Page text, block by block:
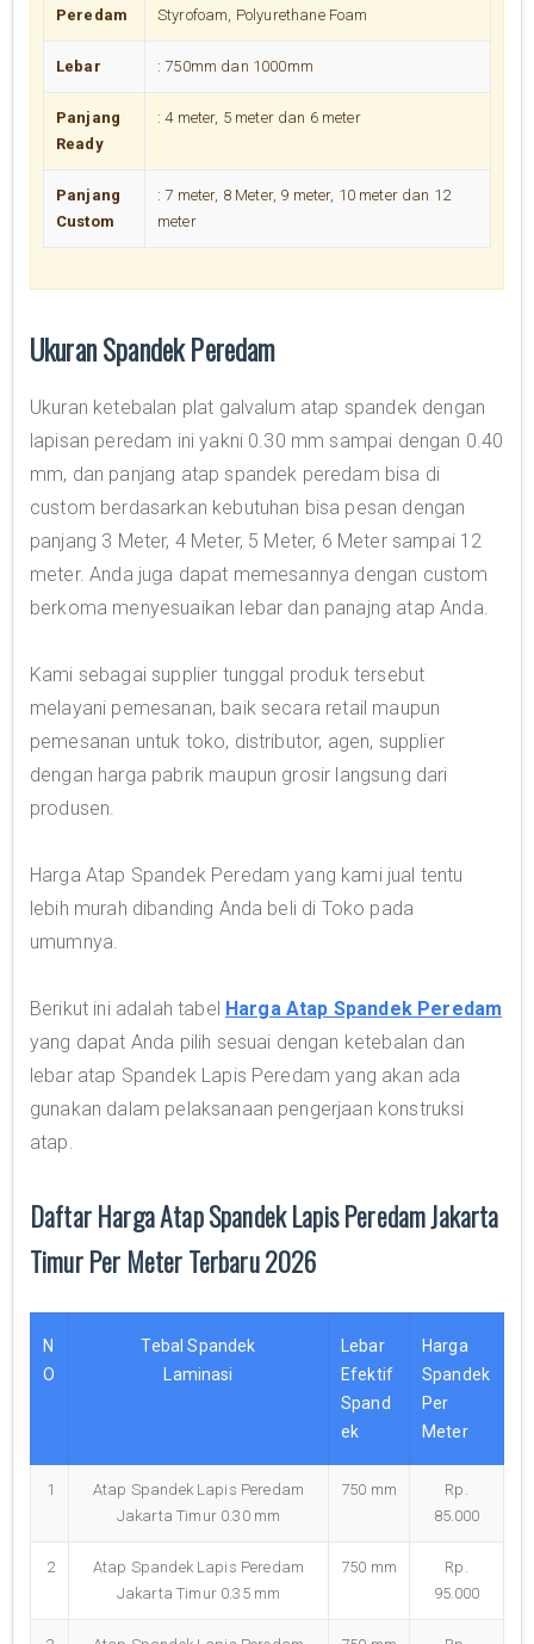
Peredam
Styrofoam, Polyurethane Foam
Lebar : 750mm dan 1000mm
Panjang
Ready
: 4 meter, 5 meter dan 6 meter
Panjang
Custom
: 7 meter, 8 Meter, 9 meter, 10 meter dan 12
meter
Ukuran Spandek Peredam
Ukuran ketebalan plat galvalum atap spandek dengan
lapisan peredam ini yakni 0.30 mm sampai dengan 0.40
mm, dan panjang atap spandek peredam bisa di
custom berdasarkan kebutuhan bisa pesan dengan
panjang 3 Meter, 4 Meter, 5 Meter, 6 Meter sampai 12
meter. Anda juga dapat memesannya dengan custom
berkoma menyesuaikan lebar dan panajng atap Anda.
Kami sebagai supplier tunggal produk tersebut
melayani pemesanan, baik secara retail maupun
pemesanan untuk toko, distributor, agen, supplier
dengan harga pabrik maupun grosir langsung dari
produsen.
Harga Atap Spandek Peredam yang kami jual tentu
lebih murah dibanding Anda beli di Toko pada
umumnya.
Berikut ini adalah tabel Harga Atap Spandek Peredam
yang dapat Anda pilih sesuai dengan ketebalan dan
lebar atap Spandek Lapis Peredam yang akan ada
gunakan dalam pelaksanaan pengerjaan konstruksi
atap.
Daftar Harga Atap Spandek Lapis Peredam Jakarta
Timur Per Meter Terbaru 2026
N
O
Tebal Spandek
Laminasi
Lebar
Efektif
Spand
ek
Harga
Spandek
Per
Meter
1
Atap Spandek Lapis Peredam
Jakarta Timur 0.30 mm
750 mm
Rp.
85.000
2
Atap Spandek Lapis Peredam
Jakarta Timur 0.35 mm
750 mm
Rp.
95.000